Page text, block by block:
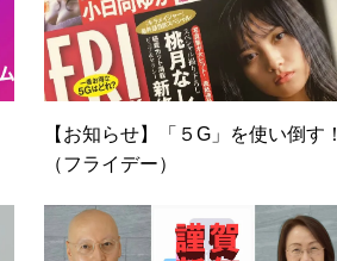
【お知らせ】「５G」を使い倒す！
（フライデー）